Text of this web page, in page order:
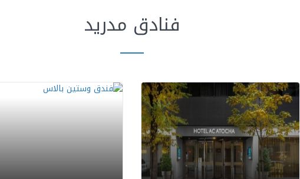
فنادق مدريد